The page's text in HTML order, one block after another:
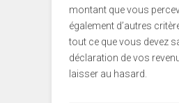
montant que vous
également d’autres
tout ce que vous devez
déclaration de vos
laisser au hasard.